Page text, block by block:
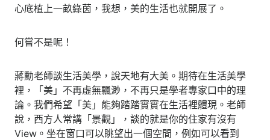
心底植上一畝綠茵，我想，美的生活也就開展了。
何嘗不是呢！
蔣勳老師談生活美學，說天地有大美。期待在生活美學
裡，「美」不再虛無飄渺，不再只是學者專家口中的理
論。我們希望「美」能夠踏踏實實在生活裡體現。老師
說，西方人常講「景觀」，談的就是你的住家有沒有
View。坐在窗口可以眺望出一個空間，例如可以看到